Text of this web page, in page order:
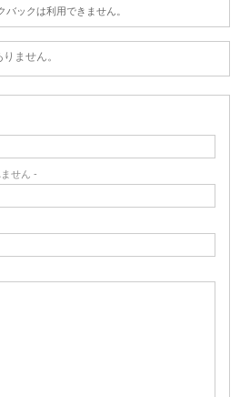
バックは利用できません。
ません。
せん -